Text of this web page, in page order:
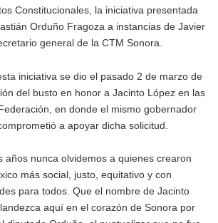
Constitucionales, la iniciativa presentada
Orduño Fragoza a instancias de Javier
general de la CTM Sonora.
iniciativa se dio el pasado 2 de marzo de
del busto en honor a Jacinto López en las
en donde el mismo gobernador
a apoyar dicha solicitud.
años nunca olvidemos a quienes crearon
más social, justo, equitativo y con
para todos. Que el nombre de Jacinto
aquí en el corazón de Sonora por